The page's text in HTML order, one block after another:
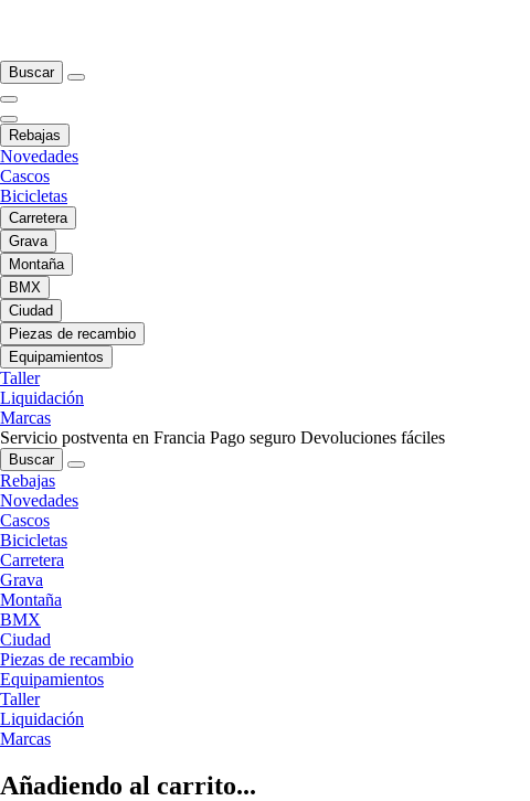
Buscar
Rebajas
Novedades
Cascos
Bicicletas
Carretera
Grava
Montaña
BMX
Ciudad
Piezas de recambio
Equipamientos
Taller
Liquidación
Marcas
Servicio postventa en Francia Pago seguro Devoluciones fáciles
Buscar
Rebajas
Novedades
Cascos
Bicicletas
Carretera
Grava
Montaña
BMX
Ciudad
Piezas de recambio
Equipamientos
Taller
Liquidación
Marcas
Añadiendo al carrito...